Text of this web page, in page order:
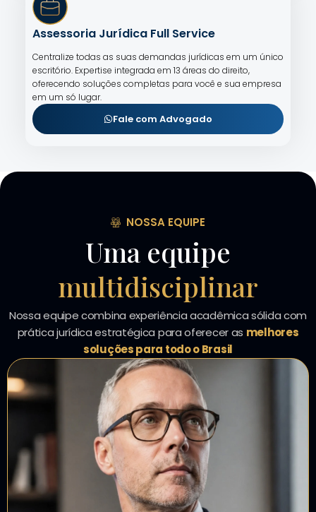
Assessoria Jurídica Full Service
Centralize todas as suas demandas jurídicas em um único
escritório. Expertise integrada em 13 áreas do direito,
oferecendo soluções completas para você e sua empresa
em um só lugar.
Fale com Advogado
NOSSA EQUIPE
Uma equipe
multidisciplinar
Nossa equipe combina experiência acadêmica sólida com
prática jurídica estratégica para oferecer as melhores
soluções para todo o Brasil